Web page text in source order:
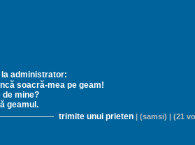
administrator:
soacră-mea pe geam!
de mine?
geamul.
trimite unui prieten | (samsi) | (21